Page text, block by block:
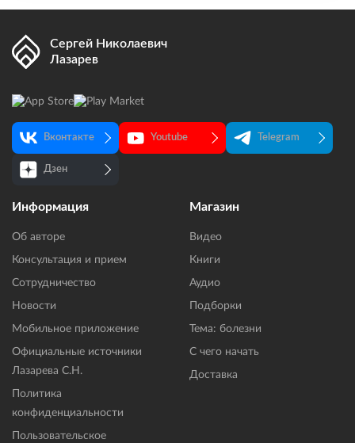
Сергей Николаевич
Лазарев
Вконтакте Youtube Telegram
Дзен
Информация
Об авторе
Консультация и прием
Сотрудничество
Новости
Мобильное приложение
Официальные источники
Лазарева С.Н.
Политика
конфиденциальности
Пользовательское
Магазин
Видео
Книги
Аудио
Подборки
Тема: болезни
С чего начать
Доставка